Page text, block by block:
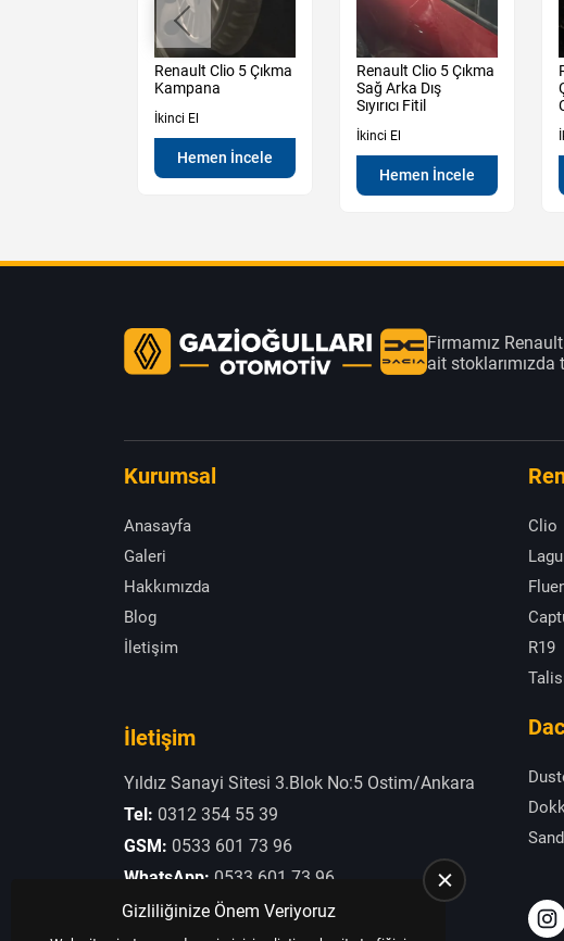
Renault Clio 5 Çıkma
Kampana
İkinci El
Hemen İncele
Renault Clio 5 Çıkma
Sağ Arka Dış
Sıyırıcı Fitil
İkinci El
Hemen İncele
Firmamız
ait
Kurumsal
Anasayfa
Galeri
Hakkımızda
Blog
İletişim
İletişim
Yıldız Sanayi Sitesi 3.Blok No:5 Ostim/Ankara
Tel: 0312 354 55 39
GSM: 0533 601 73 96
WhatsApp: 0533 601 73 96
E-Posta:otogaziogullari@hotmail.com
Clio
R19
Gizliliğinize Önem Veriyoruz